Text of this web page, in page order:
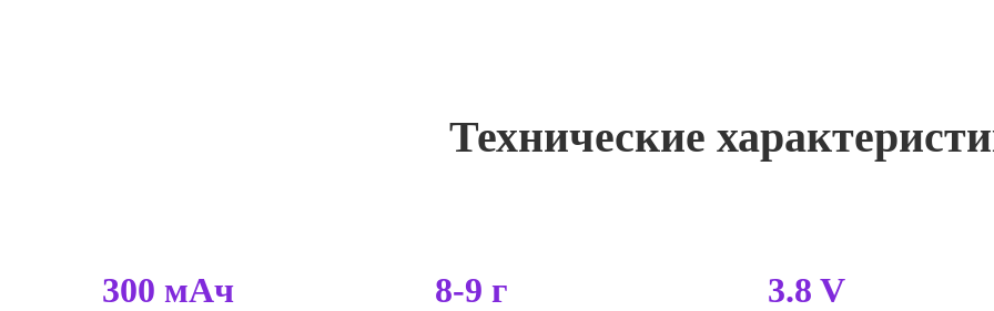
Технические
300 мАч 8-9 г 3.8 V